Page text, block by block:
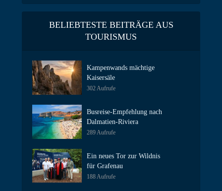
BELIEBTESTE BEITRÄGE AUS
TOURISMUS
Kampenwands mächtige
Kaisersäle
302 Aufrufe
Busreise-Empfehlung nach
Dalmatien-Riviera
289 Aufrufe
Ein neues Tor zur Wildnis
für Grafenau
188 Aufrufe